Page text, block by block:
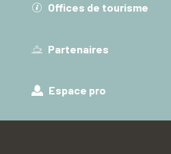
Offices de tourisme
Partenaires
Espace pro